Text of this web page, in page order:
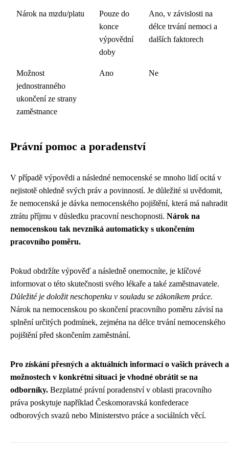
Nárok na mzdu/platu
Pouze do
konce
výpovědní
doby
Ano, v závislosti na
délce trvání nemoci a
dalších faktorech
Možnost
jednostranného
ukončení ze strany
zaměstnance
Ano Ne
Právní pomoc a poradenství
V případě výpovědi a následné nemocenské se mnoho lidí ocitá v
nejistotě ohledně svých práv a povinností. Je důležité si uvědomit,
že nemocenská je dávka nemocenského pojištění, která má nahradit
ztrátu příjmu v důsledku pracovní neschopnosti. Nárok na
nemocenskou tak nevzniká automaticky s ukončením
pracovního poměru.
Pokud obdržíte výpověď a následně onemocníte, je klíčové
informovat o této skutečnosti svého lékaře a také zaměstnavatele.
Důležité je doložit neschopenku v souladu se zákoníkem práce.
Nárok na nemocenskou po skončení pracovního poměru závisí na
splnění určitých podmínek, zejména na délce trvání nemocenského
pojištění před skončením zaměstnání.
Pro získání přesných a aktuálních informací o vašich právech a
možnostech v konkrétní situaci je vhodné obrátit se na
odborníky. Bezplatné právní poradenství v oblasti pracovního
práva poskytuje například Českomoravská konfederace
odborových svazů nebo Ministerstvo práce a sociálních věcí.